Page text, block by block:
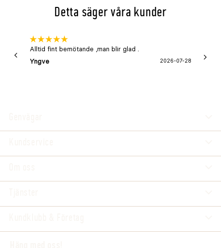
Detta säger våra kunder
Alltid fint bemötande ,man blir glad .
Yngve
2026-07-28